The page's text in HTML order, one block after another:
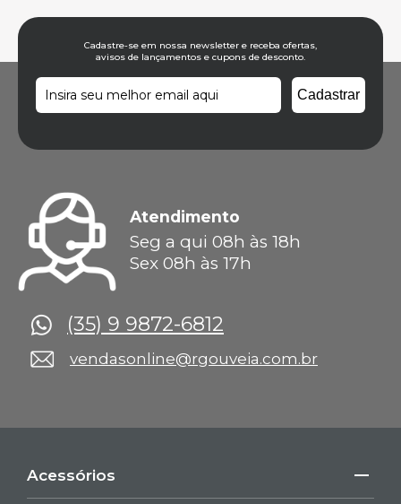
Cadastre-se em nossa newsletter e receba ofertas,
avisos de lançamentos e cupons de desconto.
Atendimento
Seg a qui 08h às 18h
Sex 08h às 17h
(35) 9 9872-6812
vendasonline@rgouveia.com.br
Acessórios